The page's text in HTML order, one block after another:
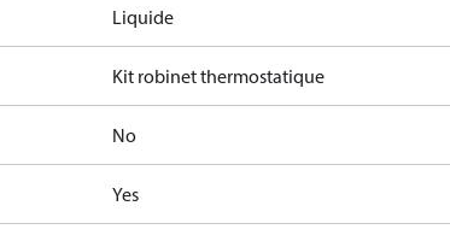
Liquide
Kit robinet thermostatique
No
Yes